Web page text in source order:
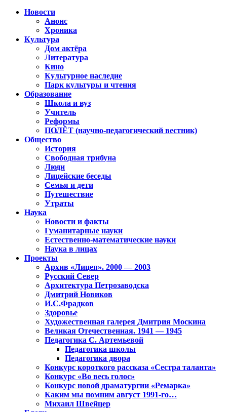
Новости
Анонс
Хроника
Культура
Дом актёра
Литература
Кино
Культурное наследие
Парк культуры и чтения
Образование
Школа и вуз
Учитель
Реформы
ПОЛЁТ (научно-педагогический вестник)
Общество
История
Свободная трибуна
Люди
Лицейские беседы
Семья и дети
Путешествие
Утраты
Наука
Новости и факты
Гуманитарные науки
Естественно-математические науки
Наука в лицах
Проекты
Архив «Лицея». 2000 — 2003
Русский Север
Архитектура Петрозаводска
Дмитрий Новиков
И.С.Фрадков
Здоровье
Художественная галерея Дмитрия Москина
Великая Отечественная. 1941 — 1945
Педагогика С. Артемьевой
Педагогика школы
Педагогика двора
Конкурс короткого рассказа «Сестра таланта»
Конкурс «Во весь голос»
Конкурс новой драматургии «Ремарка»
Каким мы помним август 1991-го…
Михаил Швейцер